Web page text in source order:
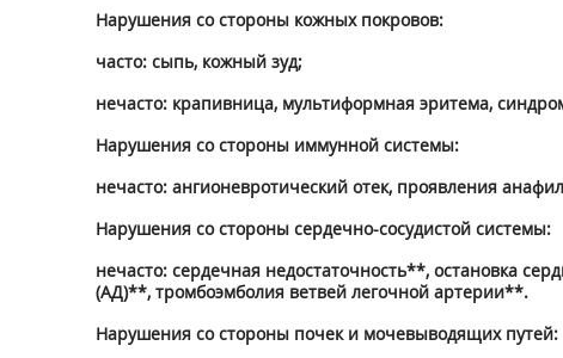
Нарушения со стороны кожных покровов:
часто: сыпь, кожный зуд;
нечасто: крапивница, мультиформная эритема,
Нарушения со стороны иммунной системы:
нечасто: ангионевротический отек, проявления
Нарушения со стороны сердечно-сосудистой системы:
нечасто: сердечная недостаточность**, остановка
(АД)**, тромбоэмболия ветвей легочной артерии**.
Нарушения со стороны почек и мочевыводящих путей: